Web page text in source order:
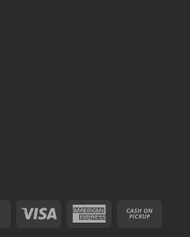
MasterCardVisa
American